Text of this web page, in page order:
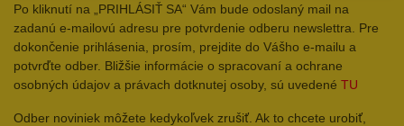
Po kliknutí na „PRIHLÁSIŤ SA“ Vám bude odoslaný mail na
zadanú e-mailovú adresu pre potvrdenie odberu newslettra. Pre
dokončenie prihlásenia, prosím, prejdite do Vášho e-mailu a
potvrďte odber. Bližšie informácie o spracovaní a ochrane
osobných údajov a právach dotknutej osoby, sú uvedené TU
Odber noviniek môžete kedykoľvek zrušiť. Ak to chcete urobiť,